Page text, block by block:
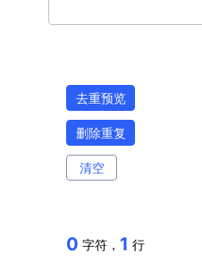
去重预览
删除重复
清空
0 字符， 1 行